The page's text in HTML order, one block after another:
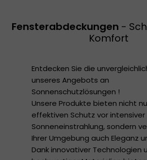
Fensterabdeckungen -
Komfort
Entdecken Sie die
unseres Angebots an
Sonnenschutzlösungen !
Unsere Produkte bieten nicht
effektiven Schutz vor intensiver
Sonneneinstrahlung, sondern
Ihrer Umgebung auch Eleganz
Dank innovativer Technologien